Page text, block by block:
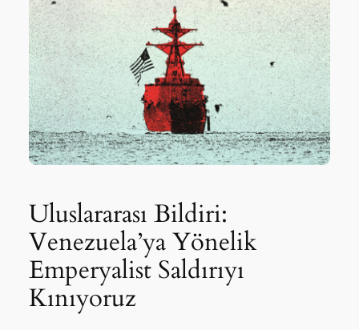
Uluslararası Bildiri:
Venezuela’ya Yönelik
Emperyalist Saldırıyı
Kınıyoruz